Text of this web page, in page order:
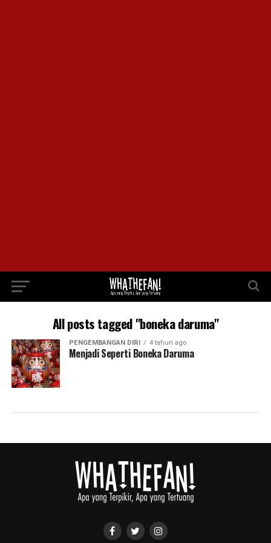
All posts tagged "boneka daruma"
PENGEMBANGAN DIRI 4 tahun ago
Menjadi Seperti Boneka Daruma